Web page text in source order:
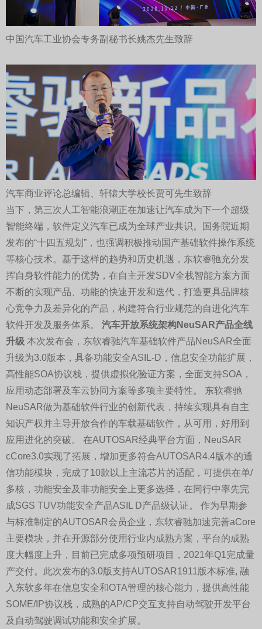
中国汽车工业协会专务副秘书长姚杰先生致辞
汽车商业评论总编辑、轩辕大学校长贾可先生致辞
当下，第三次人工智能浪潮正在加速让汽车成为下一个超级
智能终端，软件定义汽车已成为全球产业共识。国务院近期
发布的“十四五规划”，也强调积极推动国产基础软件操作系统
等核心技术。基于这样的趋势和历史机遇，东软睿驰充分发
挥自身软件能力的优势，在自主开发SDV全栈智能方案方面
不断的实现产品、功能的快速开发和迭代，打造更具品牌核
心竞争力及差异化的产品，构建符合行业规范的自进化汽车
软件开发及服务体系。 汽车开放系统架构NeuSAR产品全线
升级 本次发布会，东软睿驰汽车基础软件产品NeuSAR全面
升级为3.0版本，具备功能安全ASIL-D，信息安全功能扩展，
高性能SOA协议栈，提供虚拟化验证方案，全面支持SOA，
应用动态部署及车云协同方案等多项主要特性。 东软睿驰
NeuSAR做为基础软件行业的创新代表，持续实现具有自主
知识产权并主导开放合作的车载基础软件，从可用，好用到
应用进化的突破。 在AUTOSAR经典平台方面，NeuSAR
cCore3.0实现了拓展，增加更多符合AUTOSAR4.4版本的通
信功能模块，完成了10款以上主流芯片的适配，可提供在单/
多核，功能安全及非功能安全上更多选择，在同行中率先完
成SGS TUV功能安全产品ASIL D产品级认证。 作为早期参
与标准制定的AUTOSAR会员企业，东软睿驰加速完善aCore
主要模块，并在开源部分使用行业内成熟方案，平台的成熟
度大幅度上升，目前已完成多项预研项目，2021年Q1完成量
产交付。此次发布的3.0版支持AUTOSAR1911版本标准, 融
入东软多年在信息安全和OTA管理的核心能力，提供高性能
SOME/IP协议栈，成熟的AP/CP交互支持自动驾驶开发平台
及自动驾驶调试功能和安全扩展。